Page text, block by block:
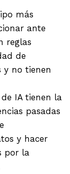
más
ante
reglas
de
y no tienen
IA tienen la
pasadas
y hacer
por la